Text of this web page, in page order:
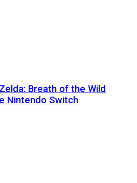
Breath of the Wild
Nintendo Switch